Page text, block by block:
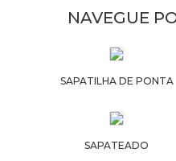
NAVEGUE
SAPATILHA DE PONTA
SAPATEADO